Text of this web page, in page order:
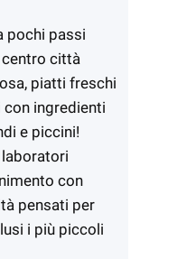
pochi passi
città
piatti freschi
ingredienti
e piccini!
con
pensati per
i più piccoli